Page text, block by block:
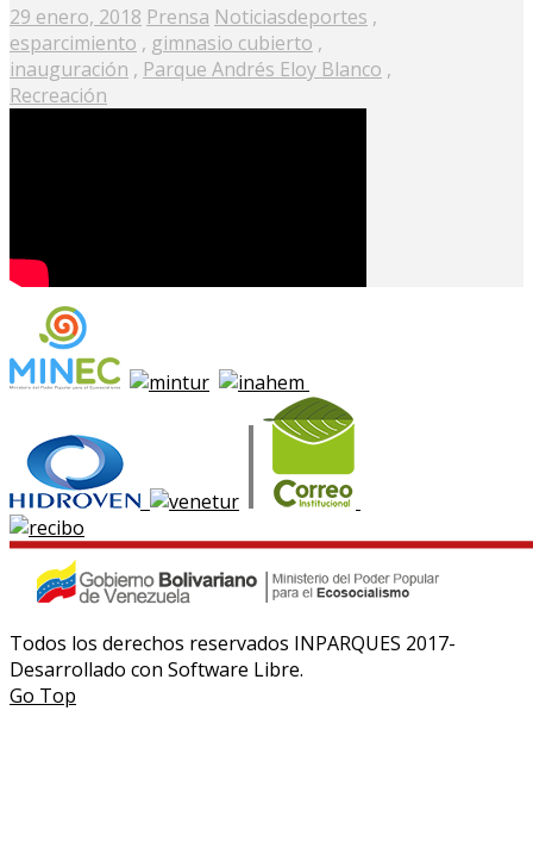
Posted
on
29 enero, 2018 Prensa Noticiasdeportes ,
esparcimiento , gimnasio cubierto ,
inauguración , Parque Andrés Eloy Blanco ,
Recreación
Todos los derechos reservados INPARQUES 2017-
Desarrollado con Software Libre.
Go Top